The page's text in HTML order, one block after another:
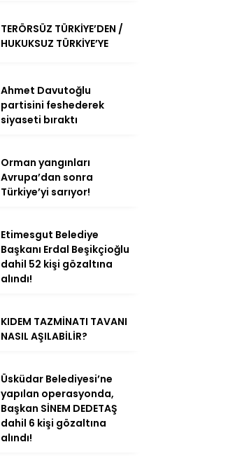
TERÖRSÜZ TÜRKİYE’DEN /
HUKUKSUZ TÜRKİYE’YE
Ahmet Davutoğlu
partisini feshederek
siyaseti bıraktı
Orman yangınları
Avrupa’dan sonra
Türkiye’yi sarıyor!
Etimesgut Belediye
Başkanı Erdal Beşikçioğlu
dahil 52 kişi gözaltına
alındı!
KIDEM TAZMİNATI TAVANI
NASIL AŞILABİLİR?
Üsküdar Belediyesi’ne
yapılan operasyonda,
Başkan SİNEM DEDETAŞ
dahil 6 kişi gözaltına
alındı!